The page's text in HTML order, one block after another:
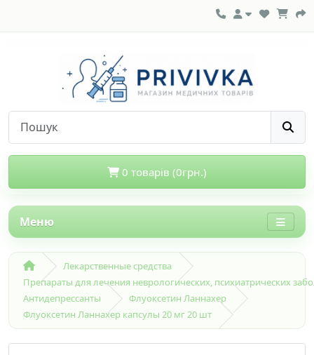
0 товарів (0грн.)
Меню
Лекарственные средства
Препараты для лечения неврологических, психиатрических
Антидепрессанты
Флуоксетин Ланнахер
Флуоксетин Ланнахер капсулы 20 мг 20 шт